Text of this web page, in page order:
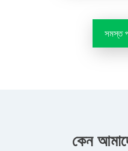
সমস্ত
কেন